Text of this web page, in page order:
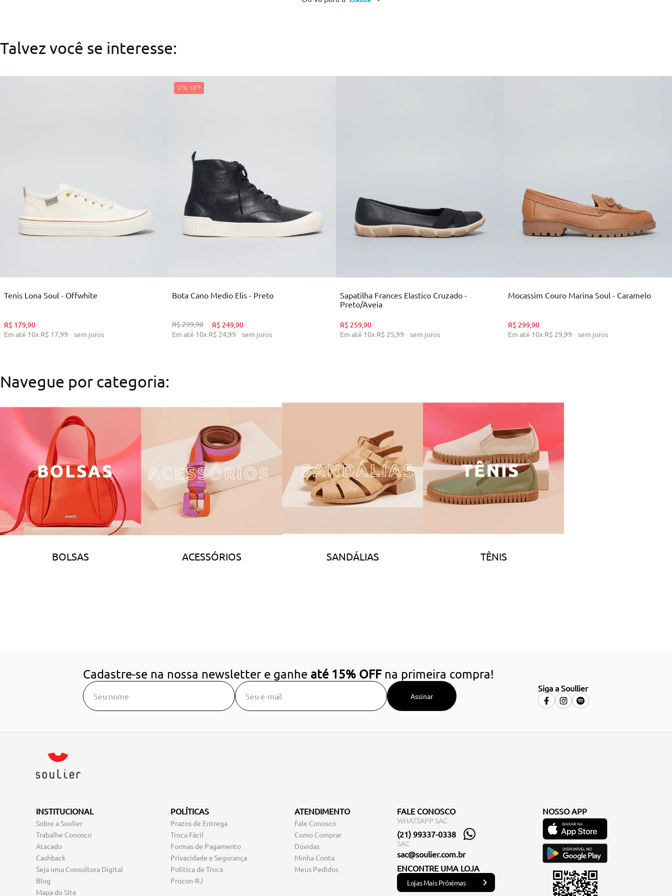
Talvez você se interesse:
Tenis Lona Soul - Offwhite
R$ 179,90
Em até 10x R$ 17,99 sem juros
17%
Bota Cano Medio Elis - Preto
R$299,90 R$ 249,90
Em até 10x R$ 24,99 sem juros
Sapatilha Frances Elastico Cruzado -
Preto/Aveia
R$ 259,90
Em até 10x R$ 25,99 sem juros
Mocassim Couro Marina Soul - Caramelo
R$ 299,90
Em até 10x R$ 29,99 sem juros
Navegue por categoria:
BOLSAS ACESSÓRIOS SANDÁLIAS TÊNIS
Cadastre-se na nossa newsletter e ganhe até 15% OFFna primeira compra!
Assinar
Siga a Soullier
INSTITUCIONAL
Sobre a Soulier
Trabalhe Conosco
Atacado
Cashback
Seja uma Consultora Digital
Blog
Mapa do Site
POLÍTICAS
Prazos de Entrega
Troca Fácil
Formas de Pagamento
Privacidade e Segurança
Política de Troca
Procon-RJ
ATENDIMENTO
Fale Conosco
Como Comprar
Dúvidas
Minha Conta
Meus Pedidos
FALE CONOSCO
WHATSAPP SAC
(21) 99337-0338
SAC
sac@soulier.com.br
ENCONTRE UMA LOJA
Lojas Mais Próximas
NOSSO APP